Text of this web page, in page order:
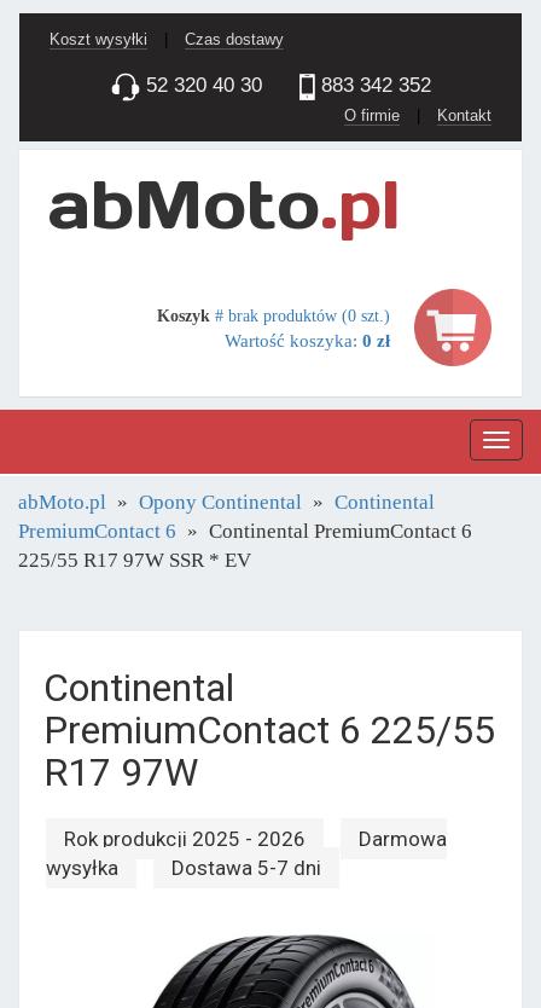
Koszt wysyłki Czas dostawy
52 320 40 30 883 342 352
O firmie | Kontakt
Koszyk # brak produktów (0 szt.)
Wartość koszyka: 0 zł
abMoto.pl Opony Continental
Continental
PremiumContact 6
Continental PremiumContact 6
225/55 R17 97W SSR * EV
Continental
PremiumContact 6 225/55
R17 97W
Rok produkcji 2025 - 2026
Darmowa
wysyłka
Dostawa 5-7 dni